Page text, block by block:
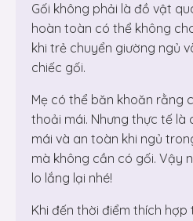
Gối không phải là đồ vật
hoàn toàn có thể không
khi trẻ chuyển giường ngủ
chiếc gối.
Mẹ có thể băn khoăn rằng
thoải mái. Nhưng thực tế
mái và an toàn khi ngủ
mà không cần có gối. Vậy
lo lắng lại nhé!
Khi đến thời điểm thích